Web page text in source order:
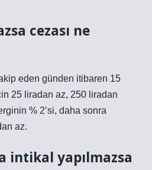
cezası ne
eden günden itibaren 15
25 liradan az, 250 liradan
% 2’si, daha sonra
az.
intikal yapılmazsa